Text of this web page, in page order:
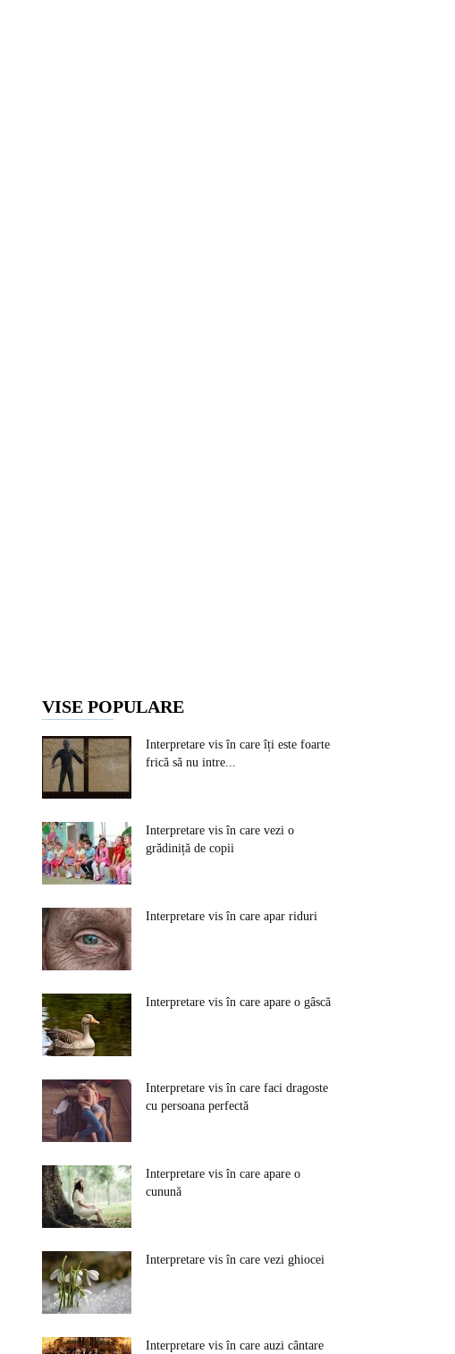
VISE POPULARE
Interpretare vis în care îți este foarte
frică să nu intre...
Interpretare vis în care vezi o
grădiniță de copii
Interpretare vis în care apar riduri
Interpretare vis în care apare o gâscă
Interpretare vis în care faci dragoste
cu persoana perfectă
Interpretare vis în care apare o
cunună
Interpretare vis în care vezi ghiocei
Interpretare vis în care auzi cântare